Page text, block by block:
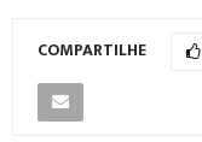
COMPARTILHE